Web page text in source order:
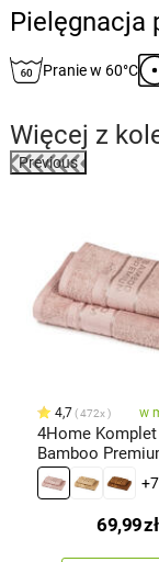
Pielęgnacja
Pranie w 60°C
Więcej z
Previous
4,7 472x w
4Home Komplet
Bamboo
ręczników
140 cm, 50 x 100+7
69,99zł